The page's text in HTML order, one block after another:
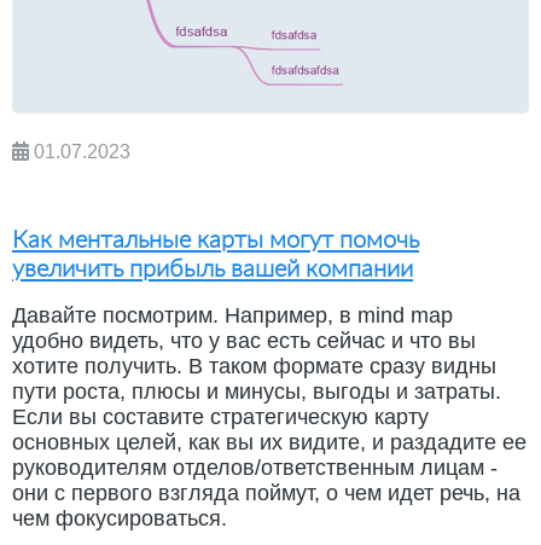
01.07.2023
Как ментальные карты могут помочь
увеличить прибыль вашей компании
Давайте посмотрим. Например, в mind map
удобно видеть, что у вас есть сейчас и что вы
хотите получить. В таком формате сразу видны
пути роста, плюсы и минусы, выгоды и затраты.
Если вы составите стратегическую карту
основных целей, как вы их видите, и раздадите ее
руководителям отделов/ответственным лицам -
они с первого взгляда поймут, о чем идет речь, на
чем фокусироваться.